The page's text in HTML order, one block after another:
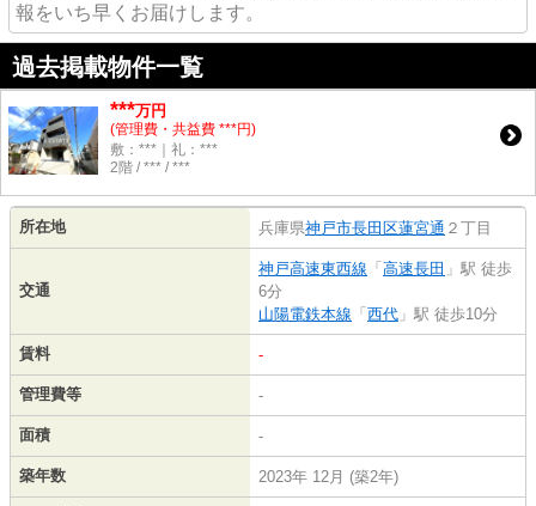
報をいち早くお届けします。
過去掲載物件一覧
***万円
(管理費・共益費 ***円)
敷：***｜礼：***
2階 / *** / ***
所在地 兵庫県神戸市長田区蓮宮通 ２丁目
交通
神戸高速東西線 「 高速長田 」駅 徒歩
6分
山陽電鉄本線 「 西代 」駅 徒歩10分
賃料 -
管理費等 -
面積 -
築年数 2023年 12月 (築2年)